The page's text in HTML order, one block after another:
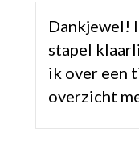
Dankjewel!
stapel
ik over een
overzicht